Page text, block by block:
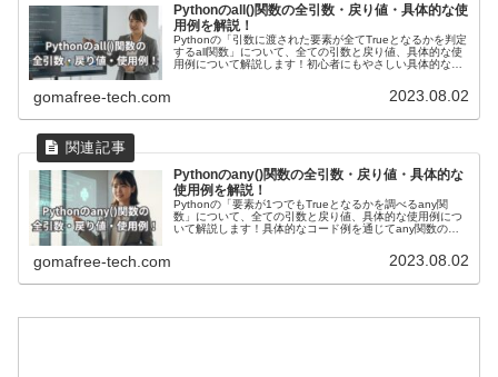
Pythonのall()関数の全引数・戻り値・具体的な使
用例を解説！
Pythonの「引数に渡された要素が全てTrueとなるかを判定
するall関数」について、全ての引数と戻り値、具体的な使
用例について解説します！初心者にもやさしい具体的なコ
たすかどうかを一括してチェックする方法を具体的なコー
gomafree-tech.com 2023.08.02
Pythonのany()関数の全引数・戻り値・具体的な
使用例を解説！
Pythonの「要素が1つでもTrueとなるかを調べるany関
数」について、全ての引数と戻り値、具体的な使用例につ
いて解説します！具体的なコード例を通じてany関数の使
すいです。応用例として、特定の条件を満たす要素を含ん
でいるかを一括してチェックするコードも紹介していま
gomafree-tech.com 2023.08.02